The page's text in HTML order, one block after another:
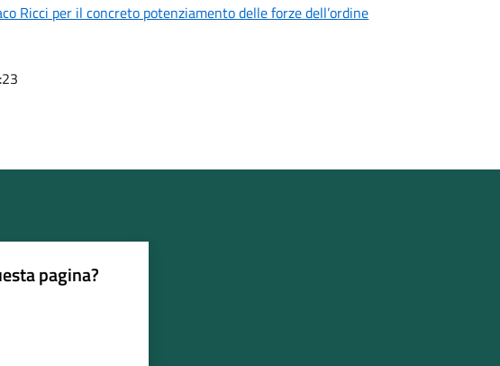
Ricci per il concreto potenziamento delle forze dell’ordine
pagina?